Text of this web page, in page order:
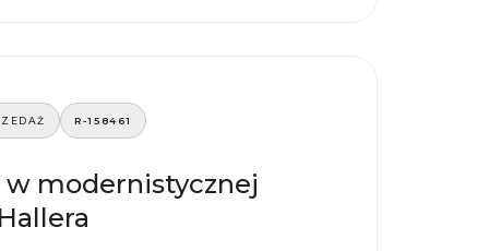
R-158461
modernistycznej